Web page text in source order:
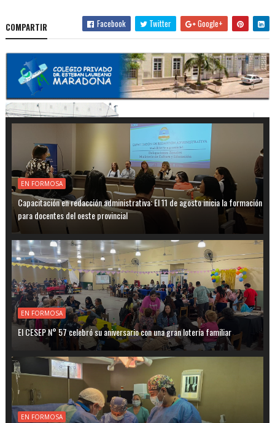
COMPARTIR Facebook Twitter Google+
EN FORMOSA
Capacitación en redacción administrativa: El 11 de agosto inicia la formación
para docentes del oeste provincial
EN FORMOSA
El CESEP N° 57 celebró su aniversario con una gran lotería familiar
EN FORMOSA